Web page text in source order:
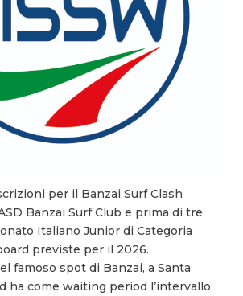
per il Banzai Surf Clash
Banzai Surf Club e prima di tre
Italiano Junior di Categoria
previste per il 2026.
famoso spot di Banzai, a Santa
ha come waiting period l’intervallo